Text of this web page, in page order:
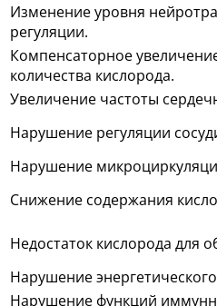
Изменение уровня
регуляции.
Компенсаторное
количества кислорода.
Увеличение частоты
Нарушение регуляции
Нарушение
Снижение содержания
Недостаток кислорода для
Нарушение
Нарушение функций